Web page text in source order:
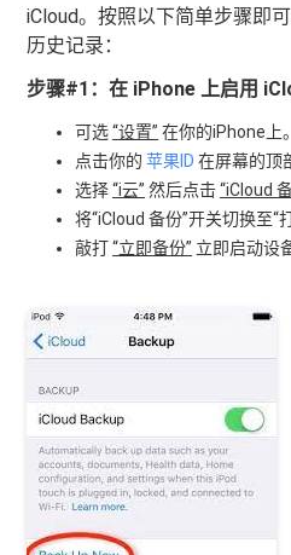
iCloud。按照以下简单步骤即
历史记录：
步骤#1：在 iPhone 上启用
可选“设置” 在你的iPhone上。
点击你的苹果ID 在屏幕的顶
选择“i云” 然后点击“iCloud
将“iCloud 备份”开关切换至“
敲打“立即备份” 立即启动设